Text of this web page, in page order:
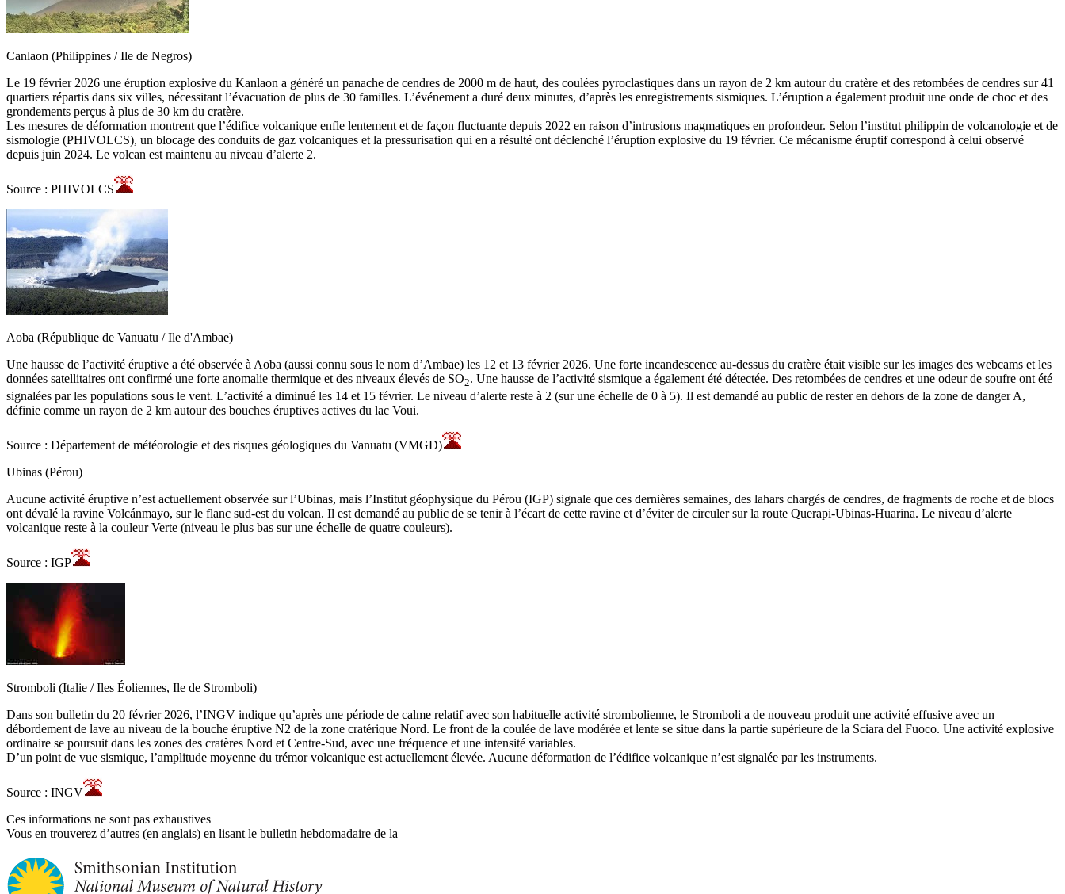
Canlaon (Philippines / Ile de Negros)
Le 19 février 2026 une éruption explosive du Kanlaon a généré un panache de cendres de 2000 m de haut, des coulées pyroclastiques dans un rayon de 2 km autour du cratère et des retombées de cendres sur 41
quartiers répartis dans six villes, nécessitant l’évacuation de plus de 30 familles. L’événement a duré deux minutes, d’après les enregistrements sismiques. L’éruption a également produit une onde de choc et des
grondements perçus à plus de 30 km du cratère.
Les mesures de déformation montrent que l’édifice volcanique enfle lentement et de façon fluctuante depuis 2022 en raison d’intrusions magmatiques en profondeur. Selon l’institut philippin de volcanologie et de
sismologie (PHIVOLCS), un blocage des conduits de gaz volcaniques et la pressurisation qui en a résulté ont déclenché l’éruption explosive du 19 février. Ce mécanisme éruptif correspond à celui observé
depuis juin 2024. Le volcan est maintenu au niveau d’alerte 2.
Source : PHIVOLCS
Aoba (République de Vanuatu / Ile d'Ambae)
Une hausse de l’activité éruptive a été observée à Aoba (aussi connu sous le nom d’Ambae) les 12 et 13 février 2026. Une forte incandescence au-dessus du cratère était visible sur les images des webcams et les
données satellitaires ont confirmé une forte anomalie thermique et des niveaux élevés de SO2. Une hausse de l’activité sismique a également été détectée. Des retombées de cendres et une odeur de soufre ont été
signalées par les populations sous le vent. L’activité a diminué les 14 et 15 février. Le niveau d’alerte reste à 2 (sur une échelle de 0 à 5). Il est demandé au public de rester en dehors de la zone de danger A,
définie comme un rayon de 2 km autour des bouches éruptives actives du lac Voui.
Source : Département de météorologie et des risques géologiques du Vanuatu (VMGD)
Ubinas (Pérou)
Aucune activité éruptive n’est actuellement observée sur l’Ubinas, mais l’Institut géophysique du Pérou (IGP) signale que ces dernières semaines, des lahars chargés de cendres, de fragments de roche et de blocs
ont dévalé la ravine Volcánmayo, sur le flanc sud-est du volcan. Il est demandé au public de se tenir à l’écart de cette ravine et d’éviter de circuler sur la route Querapi-Ubinas-Huarina. Le niveau d’alerte
volcanique reste à la couleur Verte (niveau le plus bas sur une échelle de quatre couleurs).
Source : IGP
Stromboli (Italie / Iles Éoliennes, Ile de Stromboli)
Dans son bulletin du 20 février 2026, l’INGV indique qu’après une période de calme relatif avec son habituelle activité strombolienne, le Stromboli a de nouveau produit une activité effusive avec un
débordement de lave au niveau de la bouche éruptive N2 de la zone cratérique Nord. Le front de la coulée de lave modérée et lente se situe dans la partie supérieure de la Sciara del Fuoco. Une activité explosive
ordinaire se poursuit dans les zones des cratères Nord et Centre-Sud, avec une fréquence et une intensité variables.
D’un point de vue sismique, l’amplitude moyenne du trémor volcanique est actuellement élevée. Aucune déformation de l’édifice volcanique n’est signalée par les instruments.
Source : INGV
Ces informations ne sont pas exhaustives
Vous en trouverez d’autres (en anglais) en lisant le bulletin hebdomadaire de la